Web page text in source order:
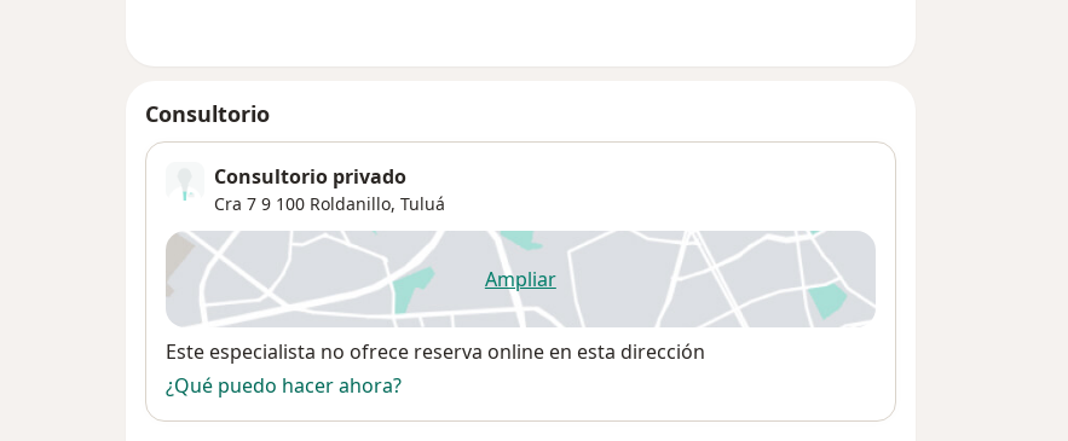
Consultorio
Consultorio privado
Cra 7 9 100 Roldanillo, Tuluá
Ampliarse abre en una nueva pestaña
Disponibilidad
Este especialista no ofrece reserva online en esta dirección
¿Qué puedo hacer ahora?